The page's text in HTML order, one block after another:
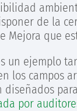
de la
Mejora que
un ejemplo
los campos
diseñados
por